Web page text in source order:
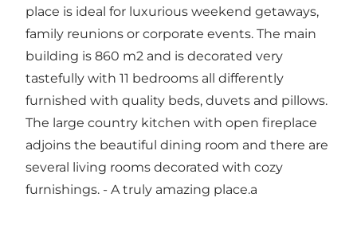
place is ideal for luxurious weekend getaways,
family reunions or corporate events. The main
building is 860 m2 and is decorated very
tastefully with 11 bedrooms all differently
furnished with quality beds, duvets and pillows.
The large country kitchen with open fireplace
adjoins the beautiful dining room and there are
several living rooms decorated with cozy
furnishings. - A truly amazing place.a